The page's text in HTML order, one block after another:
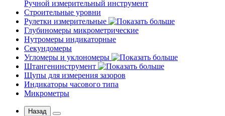
Ручной измерительный инструмент
Строительные уровни
Рулетки измерительные
Глубиномеры микрометрические
Нутромеры индикаторные
Секундомеры
Угломеры и уклономеры
Штангенинструмент
Щупы для измерения зазоров
Индикаторы часового типа
Микрометры
Назад